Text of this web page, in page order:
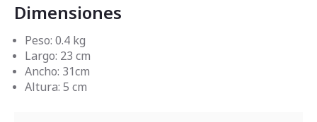
Dimensiones
Peso: 0.4 kg
Largo: 23 cm
Ancho: 31cm
Altura: 5 cm